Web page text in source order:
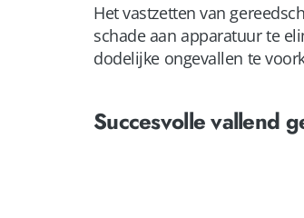
Het vastzetten van
schade aan apparatuur te
dodelijke ongevallen te
Succesvolle vallend